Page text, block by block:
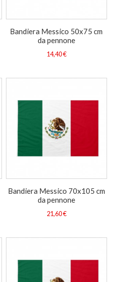
Bandiera Messico 50x75 cm
da pennone
14,40 €
Bandiera Messico 70x105 cm
da pennone
21,60 €